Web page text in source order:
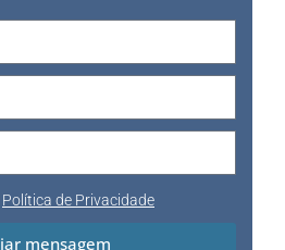
Política de Privacidade
mensagem